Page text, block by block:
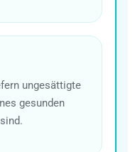
ungesättigte
gesunden